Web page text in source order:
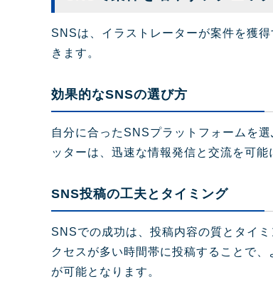
SNSは、イラストレーターが案件を獲
きます。
効果的なSNSの選び方
自分に合ったSNSプラットフォームを
ッターは、迅速な情報発信と交流を可
SNS投稿の工夫とタイミング
SNSでの成功は、投稿内容の質とタイ
クセスが多い時間帯に投稿することで
が可能となります。